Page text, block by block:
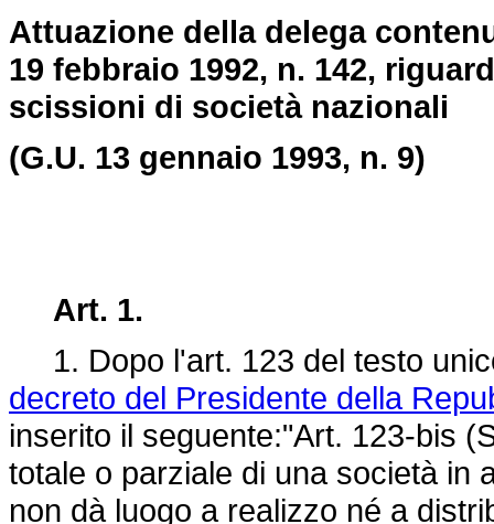
Attuazione della delega
19 febbraio 1992, n. 142,
scissioni di società nazionali
(G.U. 13 gennaio 1993, n. 9)
Art. 1.
1. Dopo l'art. 123 del testo
decreto del Presidente della
inserito il seguente:"Art. 123-bis
totale o parziale di una società in
non dà luogo a realizzo né a